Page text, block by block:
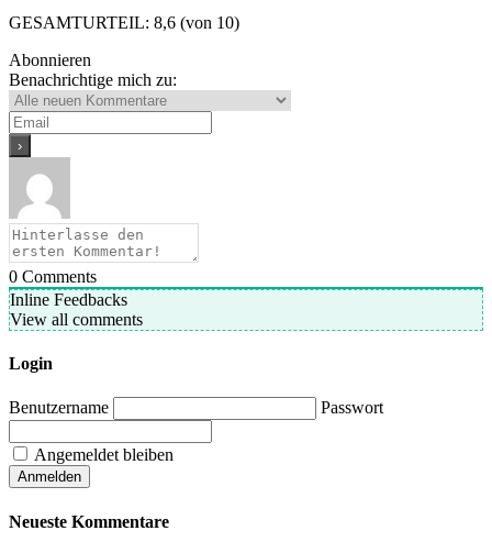
GESAMTURTEIL: 8,6 (von 10)
Abonnieren
Benachrichtige mich zu:
0 Comments
Inline Feedbacks
View all comments
Login
Benutzername Passwort
Angemeldet bleiben
Neueste Kommentare